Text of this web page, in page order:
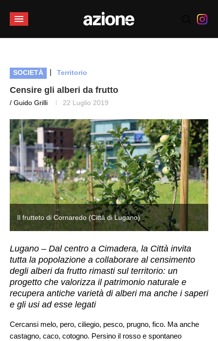
SOCIETÀ | Territorio
Censire gli alberi da frutto
/ Guido Grilli 22 Luglio 2019
Il frutteto di Cornaredo (Città di Lugano)
Lugano – Dal centro a Cimadera, la Città invita
tutta la popolazione a collaborare al censimento
degli alberi da frutto rimasti sul territorio: un
progetto che valorizza il patrimonio naturale e
recupera antiche varietà di alberi ma anche i saperi
e gli usi ad esse legati
Cercansi melo, pero, ciliegio, pesco, prugno, fico. Ma anche
castagno, caco, cotogno. Persino il rosso e spontaneo